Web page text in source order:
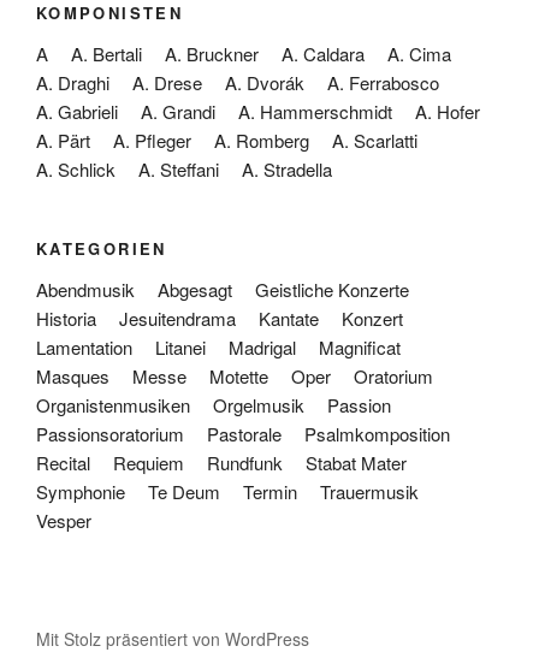
KOMPONISTEN
A A. Bertali A. Bruckner A. Caldara
A. Cima
A. Draghi
A. Drese A. Dvorák
A. Ferrabosco
A. Gabrieli
A. Grandi A. Hammerschmidt
A. Hofer
A. Pärt
A. Pfleger A. Romberg
A. Scarlatti
A. Schlick
A. Steffani A. Stradella
KATEGORIEN
Abendmusik Abgesagt
Geistliche Konzerte
Historia
Jesuitendrama Kantate
Konzert
Lamentation
Litanei Madrigal
Magnificat
Masques
Messe Motette Oper
Oratorium
Organistenmusiken
Orgelmusik
Passion
Passionsoratorium
Pastorale
Psalmkomposition
Recital
Requiem Rundfunk
Stabat Mater
Symphonie
Te Deum Termin
Trauermusik
Vesper
Mit Stolz präsentiert von WordPress